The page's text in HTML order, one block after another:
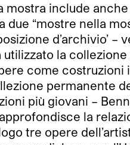
mostra include
“mostre nella
d’archivio’ –
la collezione
come costruzioni
permanente
più giovani –
la
tre opere